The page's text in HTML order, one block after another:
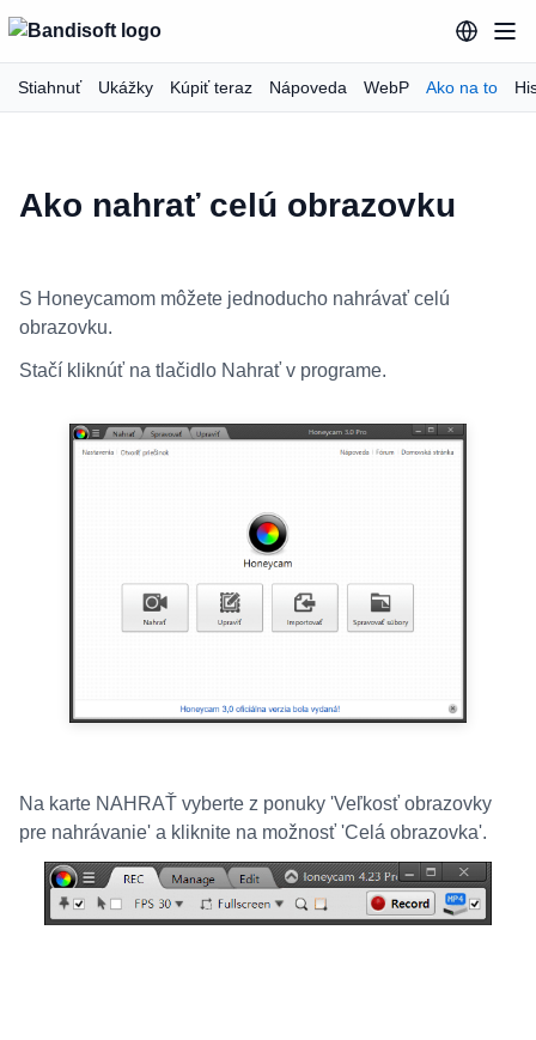
Stiahnuť Ukážky Kúpiť teraz Nápoveda WebP Ako na to
Ako nahrať celú obrazovku
S Honeycamom môžete jednoducho nahrávať celú
obrazovku.
Stačí kliknúť na tlačidlo Nahrať v programe.
Na karte NAHRAŤ vyberte z ponuky 'Veľkosť obrazovky
pre nahrávanie' a kliknite na možnosť 'Celá obrazovka'.